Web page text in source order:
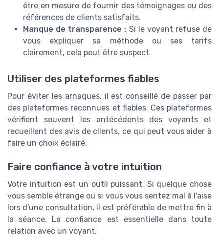
être en mesure de fournir des témoignages ou des
références de clients satisfaits.
Manque de transparence : Si le voyant refuse de
vous expliquer sa méthode ou ses tarifs
clairement, cela peut être suspect.
Utiliser des plateformes fiables
Pour éviter les arnaques, il est conseillé de passer par
des plateformes reconnues et fiables. Ces plateformes
vérifient souvent les antécédents des voyants et
recueillent des avis de clients, ce qui peut vous aider à
faire un choix éclairé.
Faire confiance à votre intuition
Votre intuition est un outil puissant. Si quelque chose
vous semble étrange ou si vous vous sentez mal à l'aise
lors d'une consultation, il est préférable de mettre fin à
la séance. La confiance est essentielle dans toute
relation avec un voyant.